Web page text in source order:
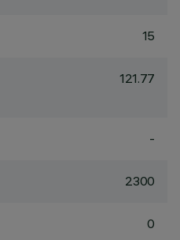
15
121.77
-
2300
0